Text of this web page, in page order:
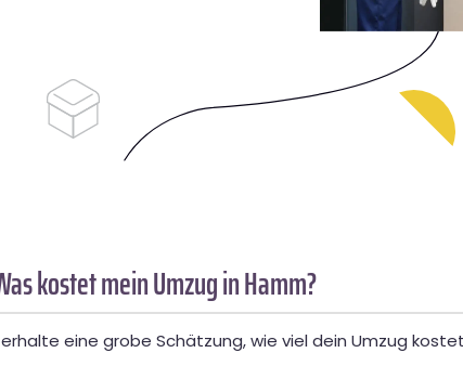
kostet mein Umzug in Hamm?
eine grobe Schätzung, wie viel dein Umzug